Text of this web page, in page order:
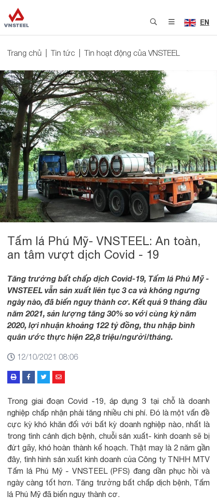
EN
Trang chủ Tin tức Tin hoạt động của VNSTEEL
Tấm lá Phú Mỹ- VNSTEEL: An toàn,
an tâm vượt dịch Covid - 19
Tăng trưởng bất chấp dịch Covid-19, Tấm lá Phú Mỹ -
VNSTEEL vẫn sản xuất liên tục 3 ca và không ngưng
ngày nào, đã biến nguy thành cơ. Kết quả 9 tháng đầu
năm 2021, sản lượng tăng 30% so với cùng kỳ năm
2020, lợi nhuận khoảng 122 tỷ đồng, thu nhập bình
quân ước thực hiện 22,8 triệu/người/tháng.
12/10/2021 08:06
Trong giai đoạn Covid -19, áp dụng 3 tại chỗ là doanh
nghiệp chấp nhận phải tăng nhiều chi phí. Đó là một vấn đề
cực kỳ khó khăn đối với bất kỳ doanh nghiệp nào, nhất là
trong tình cảnh dịch bệnh, chuỗi sản xuất- kinh doanh sẽ bị
đứt gãy, khó hoàn thành kế hoạch. Thật may là 2 năm gần
đây, tình hình sản xuất kinh doanh của Công ty TNHH MTV
Tấm lá Phú Mỹ - VNSTEEL (PFS) đang dần phục hồi và
ngày càng tốt hơn. Tăng trưởng bất chấp dịch bệnh, Tấm
lá Phú Mỹ đã biến nguy thành cơ.